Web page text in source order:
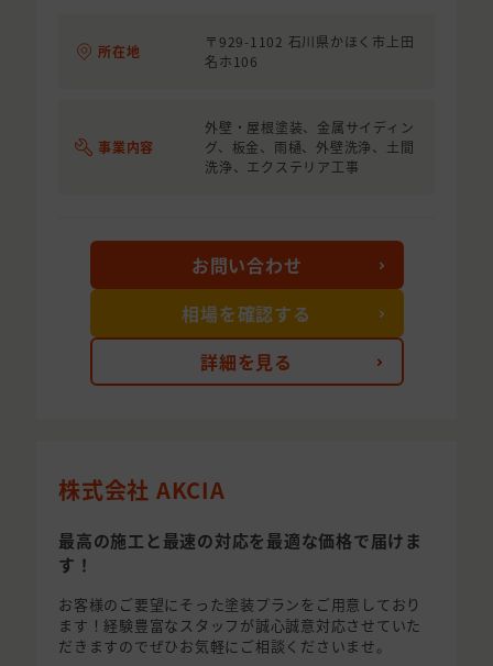
所在地
〒929-1102 石川県かほく市上田
名ホ106
事業内容
外壁・屋根塗装、金属サイディン
グ、板金、雨樋、外壁洗浄、土間
洗浄、エクステリア工事
詳細を見る
お問い合わせ
相場を確認する
株式会社 AKCIA
最高の施工と最速の対応を最適な価格で届けま
す！
お客様のご要望にそった塗装プランをご用意しており
ます！経験豊富なスタッフが誠心誠意対応させていた
だきますのでぜひお気軽にご相談くださいませ。